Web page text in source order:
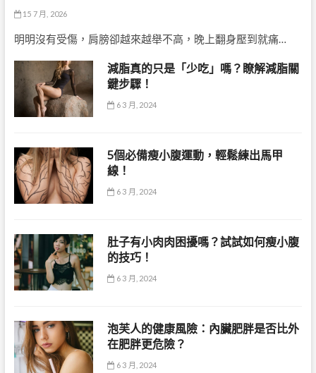
15 7 月, 2026
明明沒有受傷，肩膀卻越來越舉不高，晚上翻身壓到就痛…
減脂真的只是「少吃」嗎？瞭解減脂關
鍵步驟！
6 3 月, 2024
5個必備瘦小腹運動，輕鬆練出馬甲
線！
6 3 月, 2024
肚子有小肉肉困擾嗎？試試如何瘦小腹
的技巧！
6 3 月, 2024
泡芙人的健康風險：內臟肥胖是否比外
在肥胖更危險？
6 3 月, 2024